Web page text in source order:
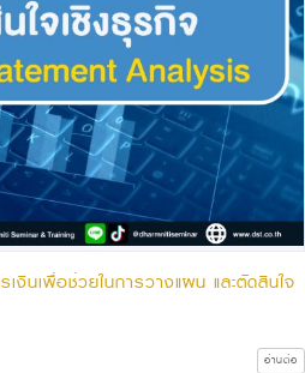
เงินเพื่อช่วยในการวางแผน และตัดสินใจ
อ่านต่อ